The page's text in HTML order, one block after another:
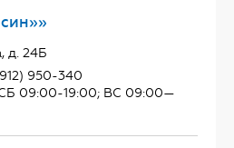
д. 24Б
950-340
09:00-19:00; ВС 09:00—